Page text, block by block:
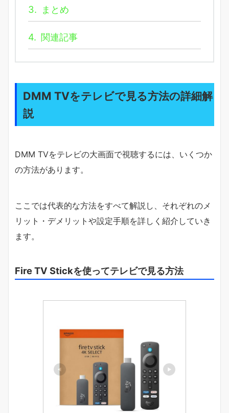
3. まとめ
4. 関連記事
DMM TVをテレビで見る方法の詳細解
説
DMM TVをテレビの大画面で視聴するには、いくつか
の方法があります。
ここでは代表的な方法をすべて解説し、それぞれのメ
リット・デメリットや設定手順を詳しく紹介していき
ます。
Fire TV Stickを使ってテレビで見る方法